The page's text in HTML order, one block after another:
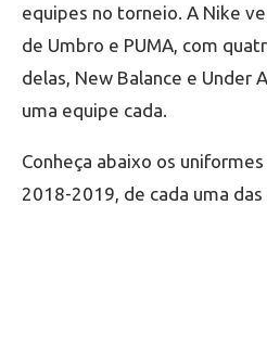
equipes no torneio. A Nike
de Umbro e PUMA, com
delas, New Balance e Under
uma equipe cada.
Conheça abaixo os
2018-2019, de cada uma